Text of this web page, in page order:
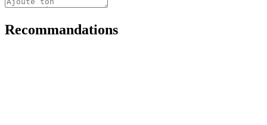
Recommandations